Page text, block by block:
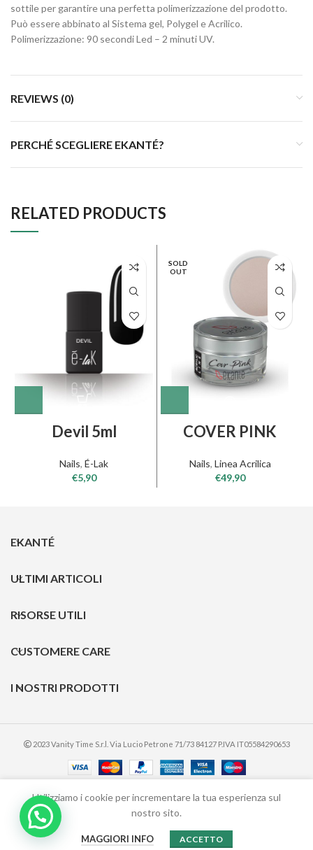
sottile per garantire una perfetta polimerizzazione del prodotto.
Può essere abbinato al Sistema gel, Polygel e Acrilico.
Polimerizzazione: 90 secondi Led – 2 minuti UV.
REVIEWS (0)
PERCHÉ SCEGLIERE EKANTÉ?
RELATED PRODUCTS
Devil 5ml
Nails, É-Lak
€5,90
SOLD
OUT
COVER PINK
Nails, Linea Acrilica
€49,90
EKANTÉ
ULTIMI ARTICOLI
RISORSE UTILI
CUSTOMERE CARE
I NOSTRI PRODOTTI
2023 Vanity Time S.r.l. Via Lucio Petrone 71/73 84127 P.IVA IT05584290653
Utilizziamo i cookie per incrementare la tua esperienza sul
nostro sito.
MAGGIORI INFO ACCETTO
CORAL € 11,90
Wishlist Carrello